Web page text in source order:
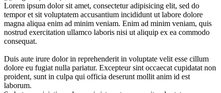
Lorem ipsum dolor sit amet, consectetur adipisicing elit, sed do
tempor et sit voluptatem accusantium incididunt ut labore dolore
magna aliqua enim ad minim veniam. Enim ad minim veniam, quis
nostrud exercitation ullamco laboris nisi ut aliquip ex ea commodo
consequat.
Duis aute irure dolor in reprehenderit in voluptate velit esse cillum
dolore eu fugiat nulla pariatur. Excepteur sint occaecat cupidatat non
proident, sunt in culpa qui officia deserunt mollit anim id est
laborum.